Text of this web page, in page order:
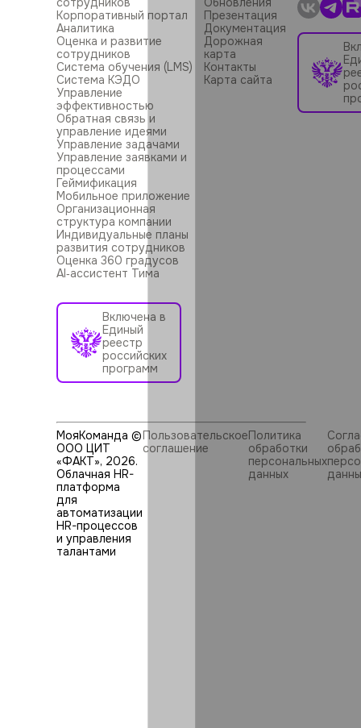
Корпоративный портал
Аналитика
Оценка и развитие
сотрудников
Система обучения (LMS)
Система КЭДО
Управление
эффективностью
Обратная связь и
управление идеями
Управление задачами
Управление заявками и
процессами
Геймификация
Мобильное приложение
Организационная
структура компании
Индивидуальные планы
развития сотрудников
Оценка 360 градусов
AI‑ассистент Тима
Презентация
Документация
Дорожная
карта
Контакты
Карта сайта
Включена в
Единый
реестр
российских
программ
МояКоманда ©
ООО ЦИТ
«ФАКТ», 2026.
Облачная HR-
платформа
для
автоматизации
HR⁠-⁠процессов
и управления
талантами
Пользовательское
соглашение
Политика
обработки
персональных
данных